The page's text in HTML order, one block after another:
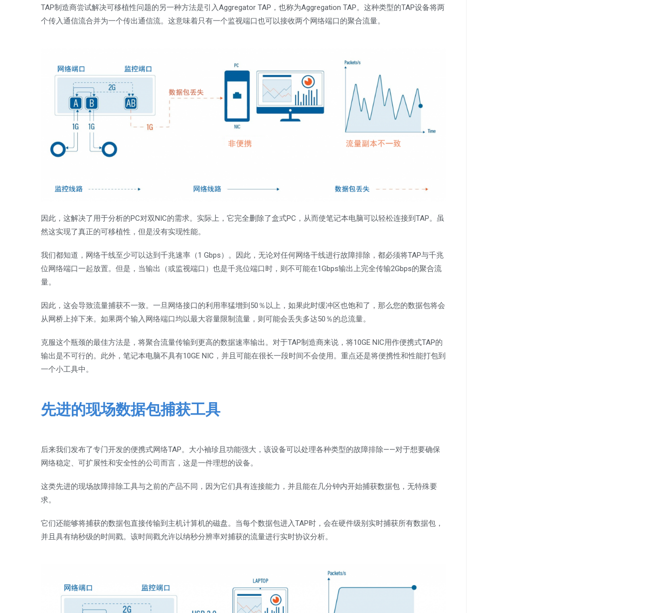
TAP制造商尝试解决可移植性问题的另一种方法是引入Aggregator TAP，也称为Aggregation TAP。这种类型的TAP设备将两
个传入通信流合并为一个传出通信流。这意味着只有一个监视端口也可以接收两个网络端口的聚合流量。
因此，这解决了用于分析的PC对双NIC的需求。实际上，它完全删除了盒式PC，从而使笔记本电脑可以轻松连接到TAP。虽
然这实现了真正的可移植性，但是没有实现性能。
我们都知道，网络干线至少可以达到千兆速率（1 Gbps）。因此，无论对任何网络干线进行故障排除，都必须将TAP与千兆
位网络端口一起放置。但是，当输出（或监视端口）也是千兆位端口时，则不可能在1Gbps输出上完全传输2Gbps的聚合流
量。
因此，这会导致流量捕获不一致。一旦网络接口的利用率猛增到50％以上，如果此时缓冲区也饱和了，那么您的数据包将会
从网桥上掉下来。如果两个输入网络端口均以最大容量限制流量，则可能会丢失多达50％的总流量。
克服这个瓶颈的最佳方法是，将聚合流量传输到更高的数据速率输出。对于TAP制造商来说，将10GE NIC用作便携式TAP的
输出是不可行的。此外，笔记本电脑不具有10GE NIC，并且可能在很长一段时间不会使用。重点还是将便携性和性能打包到
一个小工具中。
先进的现场数据包捕获工具
后来我们发布了专门开发的便携式网络TAP。大小袖珍且功能强大，该设备可以处理各种类型的故障排除——对于想要确保
网络稳定、可扩展性和安全性的公司而言，这是一件理想的设备。
这类先进的现场故障排除工具与之前的产品不同，因为它们具有连接能力，并且能在几分钟内开始捕获数据包，无特殊要
求。
它们还能够将捕获的数据包直接传输到主机计算机的磁盘。当每个数据包进入TAP时，会在硬件级别实时捕获所有数据包，
并且具有纳秒级的时间戳。该时间戳允许以纳秒分辨率对捕获的流量进行实时协议分析。